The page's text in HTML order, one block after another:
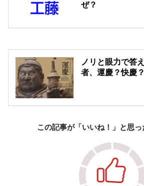
ぜ？
ノリと眼力で答
者、運慶？快慶
この記事が「いいね！」と思っ